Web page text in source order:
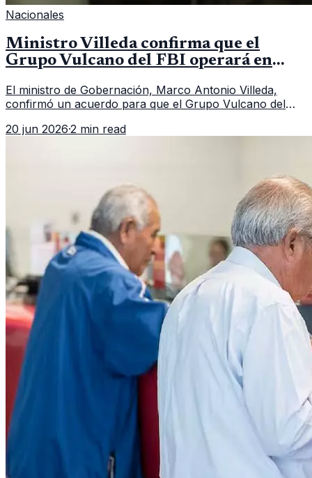
Nacionales
Ministro Villeda confirma que el
Grupo Vulcano del FBI operará en
El ministro de Gobernación, Marco Antonio Villeda,
confirmó un acuerdo para que el Grupo Vulcano del
fallido con la administración anterior del Ministerio
20 jun 2026·2 min read